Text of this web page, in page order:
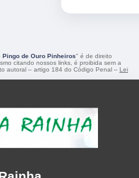
Pingo de Ouro Pinheiros" é de direito
citando nossos links, é proibida sem a
autoral – artigo 184 do Código Penal – Lei